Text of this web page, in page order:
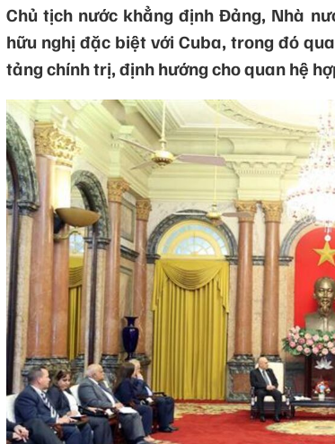
Chủ tịch nước khẳng định Đảng, Nhà
hữu nghị đặc biệt với Cuba, trong đó
tảng chính trị, định hướng cho quan hệ